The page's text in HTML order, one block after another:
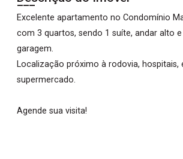
Excelente apartamento no Condomínio
com 3 quartos, sendo 1 suíte, andar alto e
garagem.
Localização próximo à rodovia, hospitais,
supermercado.
Agende sua visita!